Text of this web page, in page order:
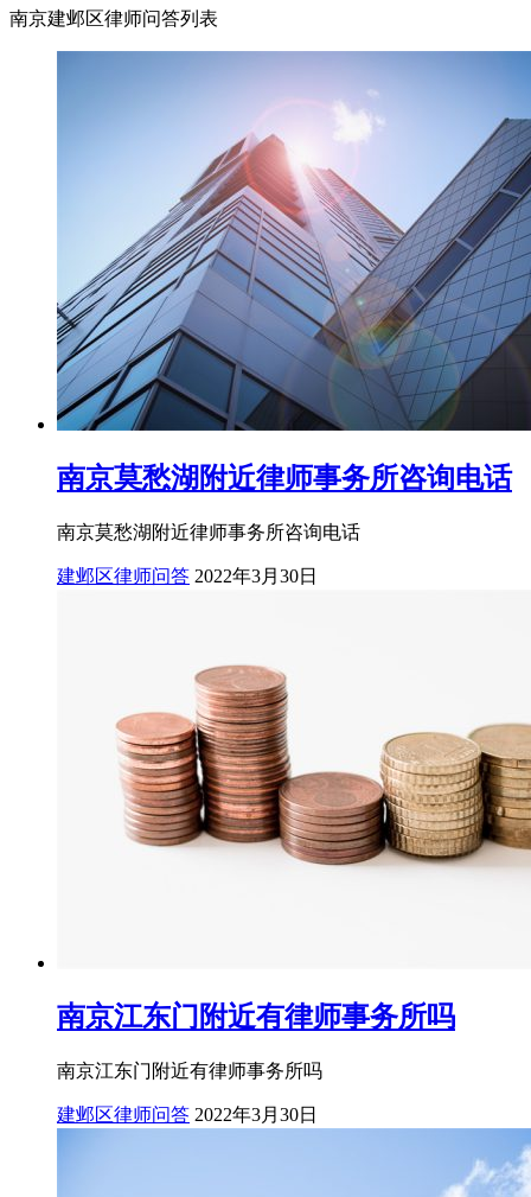
南京建邺区律师问答列表
南京莫愁湖附近律师事务所咨询电话
南京莫愁湖附近律师事务所咨询电话
建邺区律师问答 2022年3月30日
南京江东门附近有律师事务所吗
南京江东门附近有律师事务所吗
建邺区律师问答 2022年3月30日